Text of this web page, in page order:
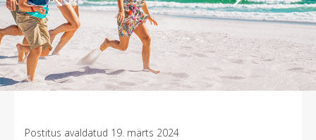
Previous Next
Postitus avaldatud 19. märts 2024